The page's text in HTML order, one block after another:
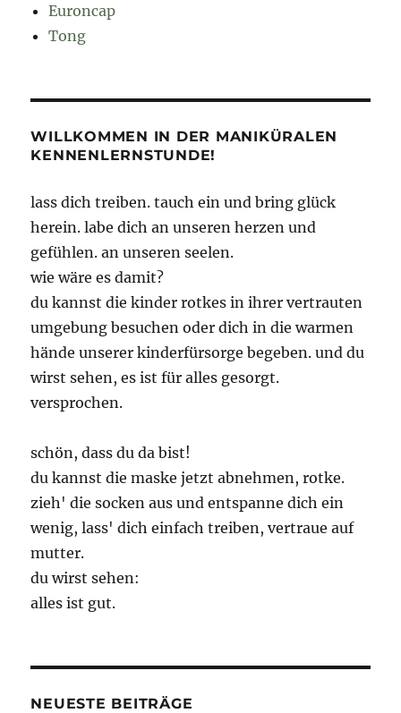
Euroncap
Tong
WILLKOMMEN IN DER MANIKÜRALEN
KENNENLERNSTUNDE!
lass dich treiben. tauch ein und bring glück
herein. labe dich an unseren herzen und
gefühlen. an unseren seelen.
wie wäre es damit?
du kannst die kinder rotkes in ihrer vertrauten
umgebung besuchen oder dich in die warmen
hände unserer kinderfürsorge begeben. und du
wirst sehen, es ist für alles gesorgt.
versprochen.
schön, dass du da bist!
du kannst die maske jetzt abnehmen, rotke.
zieh' die socken aus und entspanne dich ein
wenig, lass' dich einfach treiben, vertraue auf
mutter.
du wirst sehen:
alles ist gut.
NEUESTE BEITRÄGE